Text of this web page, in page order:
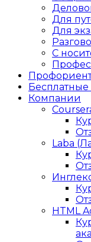
Для
Для
С
Бесплатные
Компании
Laba
HTML